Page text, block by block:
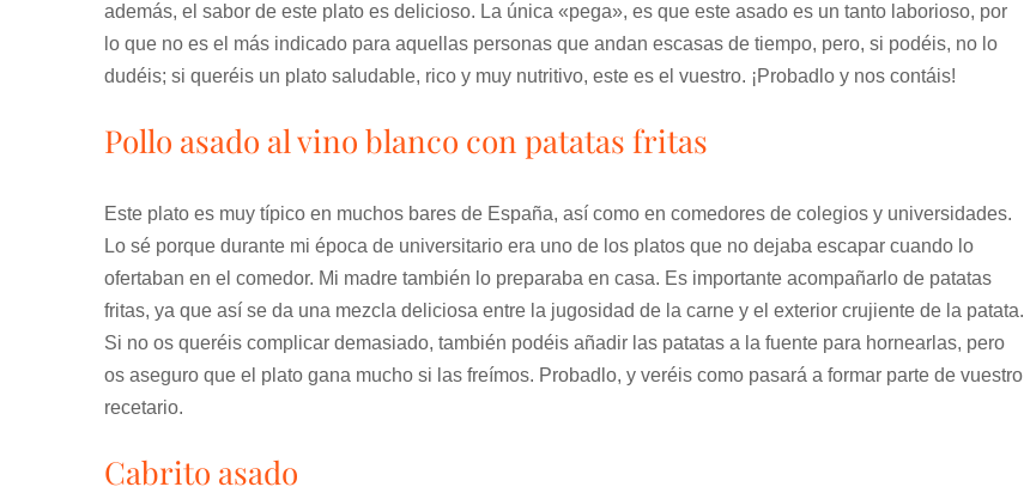
además, el sabor de este plato es delicioso. La única «pega», es que este asado es un tanto laborioso, por
lo que no es el más indicado para aquellas personas que andan escasas de tiempo, pero, si podéis, no lo
dudéis; si queréis un plato saludable, rico y muy nutritivo, este es el vuestro. ¡Probadlo y nos contáis!
Pollo asado al vino blanco con patatas fritas
Este plato es muy típico en muchos bares de España, así como en comedores de colegios y universidades.
Lo sé porque durante mi época de universitario era uno de los platos que no dejaba escapar cuando lo
ofertaban en el comedor. Mi madre también lo preparaba en casa. Es importante acompañarlo de patatas
fritas, ya que así se da una mezcla deliciosa entre la jugosidad de la carne y el exterior crujiente de la patata.
Si no os queréis complicar demasiado, también podéis añadir las patatas a la fuente para hornearlas, pero
os aseguro que el plato gana mucho si las freímos. Probadlo, y veréis como pasará a formar parte de vuestro
recetario.
Cabrito asado